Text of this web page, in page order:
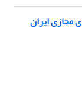
مجازی ایران